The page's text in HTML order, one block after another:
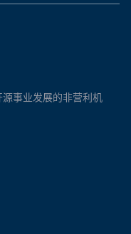
事业发展的非营利机